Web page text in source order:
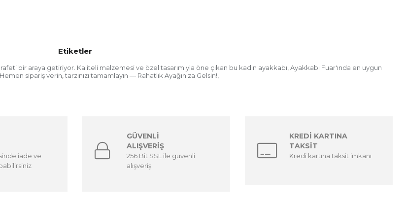
Etiketler
bir araya getiriyor. Kaliteli malzemesi ve özel tasarımıyla öne çıkan bu kadın ayakkabı, Ayakkabı Fuar'ında en uygun
sipariş verin, tarzınızı tamamlayın — Rahatlık Ayağınıza Gelsin!,
iade ve
GÜVENLİ
ALIŞVERİŞ
256 Bit SSL ile güvenli
alışveriş
KREDİ KARTINA
TAKSİT
Kredi kartına taksit imkanı